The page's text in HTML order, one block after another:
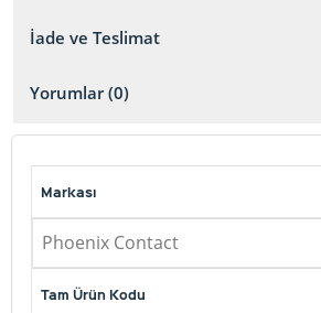
İade ve Teslimat
Yorumlar (0)
Markası
Phoenix Contact
Tam Ürün Kodu